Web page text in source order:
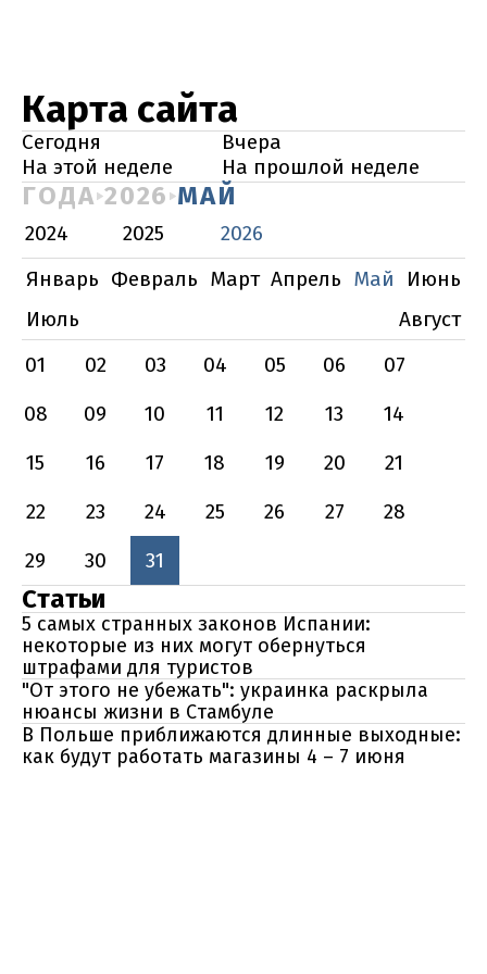
Карта сайта
Сегодня
Вчера
На этой неделе
На прошлой неделе
ГОДА 2026 МАЙ
2024 2025
2026
Январь Февраль Март Апрель Май
Июнь
Июль
Август
01
02 03 04 05 06
07
08
09 10 11 12 13
14
15
16 17 18 19 20
21
22
23 24 25 26 27
28
29
30 31
Статьи
5 самых странных законов Испании:
некоторые из них могут обернуться
штрафами для туристов
"От этого не убежать": украинка раскрыла
нюансы жизни в Стамбуле
В Польше приближаются длинные выходные:
как будут работать магазины 4 – 7 июня